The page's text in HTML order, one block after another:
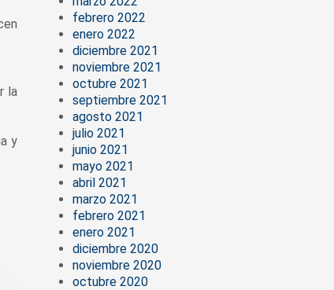
la
y
febrero 2022
enero 2022
diciembre 2021
noviembre 2021
octubre 2021
septiembre 2021
agosto 2021
julio 2021
junio 2021
mayo 2021
abril 2021
marzo 2021
febrero 2021
enero 2021
diciembre 2020
noviembre 2020
octubre 2020